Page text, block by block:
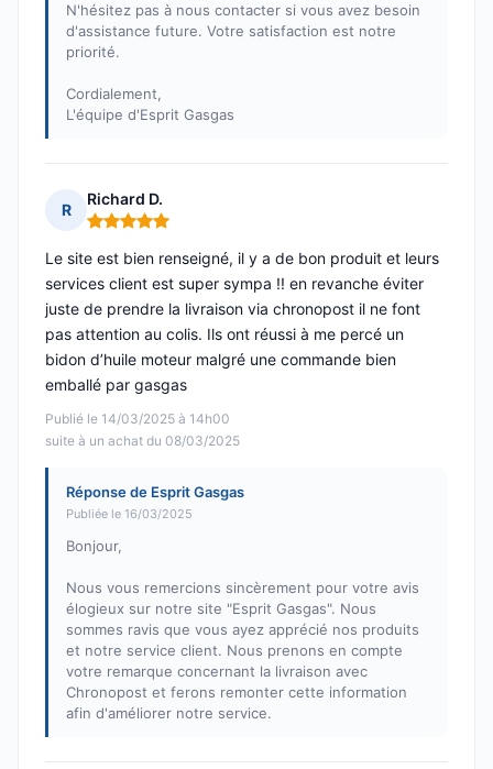
N'hésitez pas à nous contacter si vous avez besoin
d'assistance future. Votre satisfaction est notre
priorité.
Cordialement,
L'équipe d'Esprit Gasgas
R
Richard D.
Note : 5 sur 5
Publié le 14/03/2025 à 14h00
suite à un achat du 08/03/2025
Le site est bien renseigné, il y a de bon produit et leurs
services client est super sympa !! en revanche éviter
juste de prendre la livraison via chronopost il ne font
pas attention au colis. Ils ont réussi à me percé un
bidon d’huile moteur malgré une commande bien
emballé par gasgas
Réponse de Esprit Gasgas
Publiée le 16/03/2025
Bonjour,
Nous vous remercions sincèrement pour votre avis
élogieux sur notre site "Esprit Gasgas". Nous
sommes ravis que vous ayez apprécié nos produits
et notre service client. Nous prenons en compte
votre remarque concernant la livraison avec
Chronopost et ferons remonter cette information
afin d'améliorer notre service.